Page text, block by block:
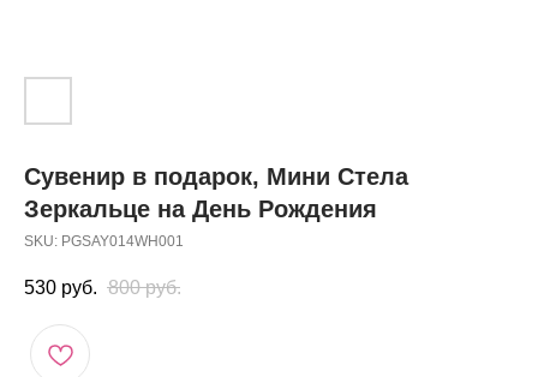
Сувенир в подарок, Мини Стела
Зеркальце на День Рождения
SKU: PGSAY014WH001
530 руб. 800 руб.